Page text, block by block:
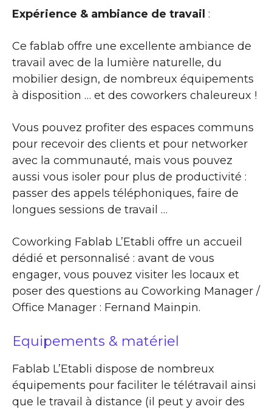
Expérience & ambiance de travail :
Ce fablab offre une excellente ambiance de
travail avec de la lumière naturelle, du
mobilier design, de nombreux équipements
à disposition … et des coworkers chaleureux !
Vous pouvez profiter des espaces communs
pour recevoir des clients et pour networker
avec la communauté, mais vous pouvez
aussi vous isoler pour plus de productivité :
passer des appels téléphoniques, faire de
longues sessions de travail …
Coworking Fablab L’Etabli offre un accueil
dédié et personnalisé : avant de vous
engager, vous pouvez visiter les locaux et
poser des questions au Coworking Manager /
Office Manager : Fernand Mainpin.
Equipements & matériel
Fablab L’Etabli dispose de nombreux
équipements pour faciliter le télétravail ainsi
que le travail à distance (il peut y avoir des